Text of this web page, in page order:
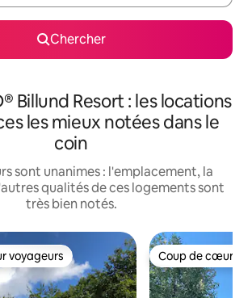
Chercher
Billund Resort : les locations
les mieux notées dans le
coin
sont unanimes : l'emplacement, la
qualités de ces logements sont
très bien notés.
parmi les plus aimés
voyageurs Coup de cœur
Coup de cœur